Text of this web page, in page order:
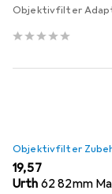
Objektivfilter
Objektivfilter
EUR
19,57
Urth 62 82mm